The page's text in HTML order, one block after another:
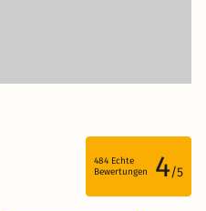
484 Echte
Bewertungen
4/5